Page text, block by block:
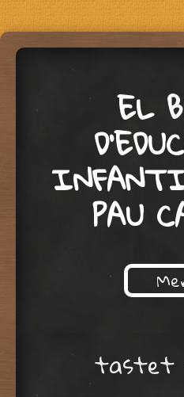
EL
PAU
tastet